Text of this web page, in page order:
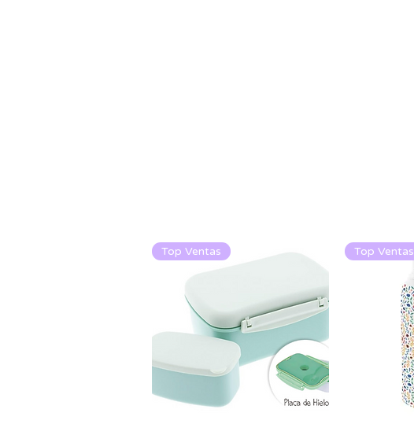
Top Ventas Top Ventas